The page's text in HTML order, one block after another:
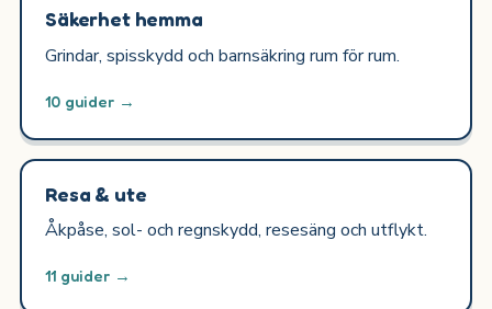
Säkerhet hemma
Grindar, spisskydd och barnsäkring rum för rum.
10 guider →
Resa & ute
Åkpåse, sol- och regnskydd, resesäng och utflykt.
11 guider →